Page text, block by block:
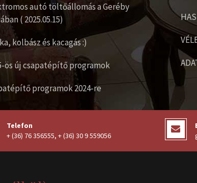
autó töltőállomás a Geréby
( 2025.05.15)
kolbász és kacagás :)
ös új csapatépítő programok
programok 2024-re
Telefon
+ (36) 76 356555, + (36) 30 9 559056